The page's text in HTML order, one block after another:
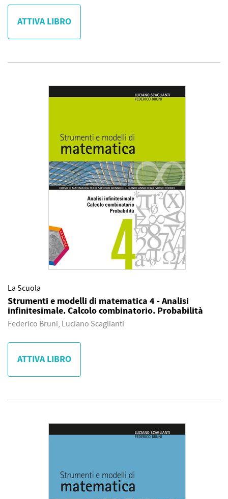
ATTIVA LIBRO
La Scuola
Strumenti e modelli di matematica 4 - Analisi
infinitesimale. Calcolo combinatorio. Probabilità
Federico Bruni, Luciano Scaglianti
ATTIVA LIBRO